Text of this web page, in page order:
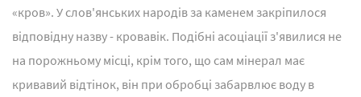
«кров». У слов'янських народів за каменем закріпилося
відповідну назву - кровавік. Подібні асоціації з'явилися не
на порожньому місці, крім того, що сам мінерал має
кривавий відтінок, він при обробці забарвлює воду в